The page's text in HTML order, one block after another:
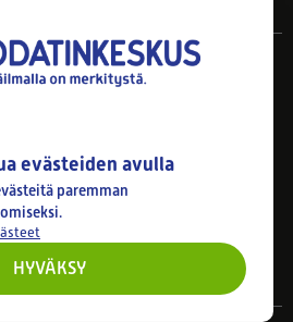
27.7.-21.8. klo 8-16
evästeiden avulla
paremman
HYVÄKSY